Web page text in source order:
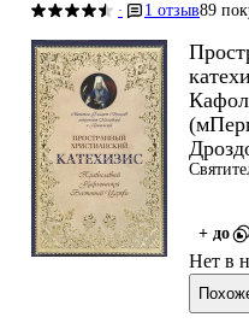
· 1 отзыв89
+ до
Нет в